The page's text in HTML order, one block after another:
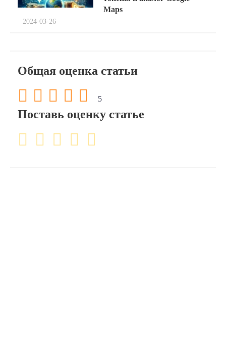
Maps
2024-03-26
Общая оценка статьи
5
Поставь оценку статье